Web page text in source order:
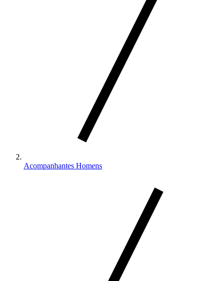
Acompanhantes Homens